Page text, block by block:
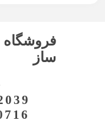
فروشگاه
ساز